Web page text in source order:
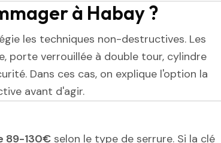
à Habay ?
les techniques non-destructives. Les
porte verrouillée à double tour, cylindre
Dans ces cas, on explique l'option la
avant d'agir.
89-130€ selon le type de serrure. Si la clé